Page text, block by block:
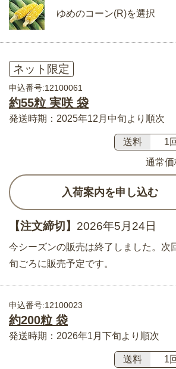
ゆめのコーン(R)を選択
ネット限定
申込番号:12100061
約55粒 実咲 袋
発送時期：2025年12月中旬より順次
送料 1
通常価
入荷案内を申し込む
【注文締切】 2026年5月24日
今シーズンの販売は終了しました。次
旬ごろに販売予定です。
申込番号:12100023
約200粒 袋
発送時期：2026年1月下旬より順次
送料 1